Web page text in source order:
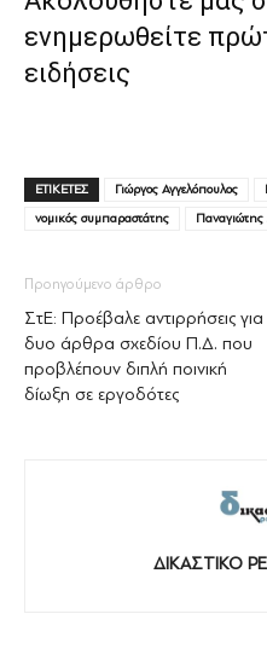
ενημερωθείτε
ειδήσεις
ΕΤΙΚΕΤΕΣ Γιώργος Αγγελόπουλος
νομικός συμπαραστάτης
Παναγιώτης
Προηγούμενο άρθρο
ΣτΕ: Προέβαλε αντιρρήσεις για
δυο άρθρα σχεδίου Π.Δ. που
προβλέπουν διπλή ποινική
δίωξη σε εργοδότες
ΔΙΚΑΣΤΙΚΟ